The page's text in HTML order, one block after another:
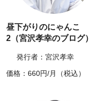
昼下がりのにゃんこ
2（宮沢孝幸のブログ）
発行者：宮沢孝幸
価格：660円/月（税込）